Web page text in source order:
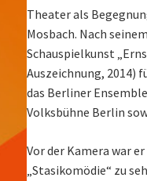
Theater als
Mosbach. Nach
Schauspielkunst
Auszeichnung, 2014)
das Berliner
Volksbühne Berlin
Vor der Kamera war
„Stasikomödie“ zu